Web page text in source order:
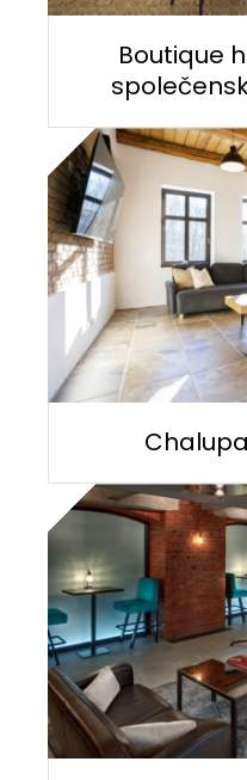
Boutique
Chalupa